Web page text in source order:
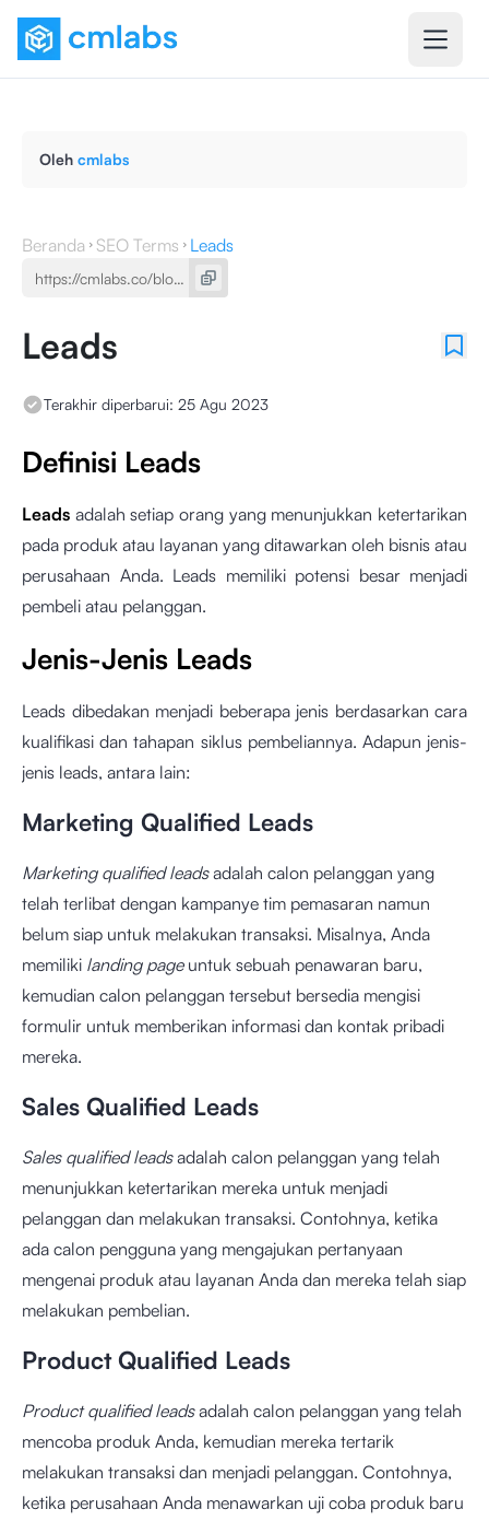
Oleh cmlabs
Beranda SEO Terms Leads
Leads
Terakhir diperbarui: 25 Agu 2023
Definisi Leads
Leads adalah setiap orang yang menunjukkan ketertarikan
pada produk atau layanan yang ditawarkan oleh bisnis atau
perusahaan Anda. Leads memiliki potensi besar menjadi
pembeli atau pelanggan.
Jenis-Jenis Leads
Leads dibedakan menjadi beberapa jenis berdasarkan cara
kualifikasi dan tahapan siklus pembeliannya. Adapun jenis-
jenis leads, antara lain:
Marketing Qualified Leads
Marketing qualified leadsadalah calon pelanggan yang
telah terlibat dengan kampanye tim pemasaran namun
belum siap untuk melakukan transaksi. Misalnya, Anda
memiliki landing pageuntuk sebuah penawaran baru,
kemudian calon pelanggan tersebut bersedia mengisi
formulir untuk memberikan informasi dan kontak pribadi
mereka.
Sales Qualified Leads
Sales qualified leadsadalah calon pelanggan yang telah
menunjukkan ketertarikan mereka untuk menjadi
pelanggan dan melakukan transaksi. Contohnya, ketika
ada calon pengguna yang mengajukan pertanyaan
mengenai produk atau layanan Anda dan mereka telah siap
melakukan pembelian.
Product Qualified Leads
Product qualified leadsadalah calon pelanggan yang telah
mencoba produk Anda, kemudian mereka tertarik
melakukan transaksi dan menjadi pelanggan. Contohnya,
ketika perusahaan Anda menawarkan uji coba produk baru